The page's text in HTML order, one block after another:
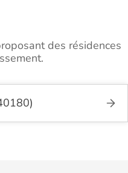
des résidences